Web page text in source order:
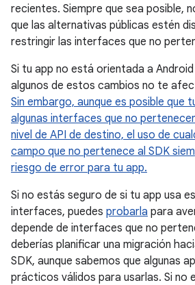
recientes. Siempre que sea posible,
que las alternativas públicas estén
restringir las interfaces que no
Si tu app no está orientada a Android
algunos de estos cambios no te
Sin embargo, aunque es posible que
algunas interfaces que no
nivel de API de destino, el uso de
campo que no pertenece al SDK
riesgo de error para tu app.
Si no estás seguro de si tu app usa
interfaces, puedes probarla para
depende de interfaces que no
deberías planificar una migración
SDK, aunque sabemos que algunas
prácticos válidos para usarlas. Si no